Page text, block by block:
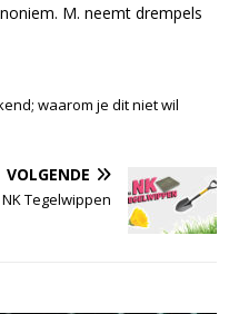
M. neemt drempels
waarom je dit niet wil
VOLGENDE
Tegelwippen